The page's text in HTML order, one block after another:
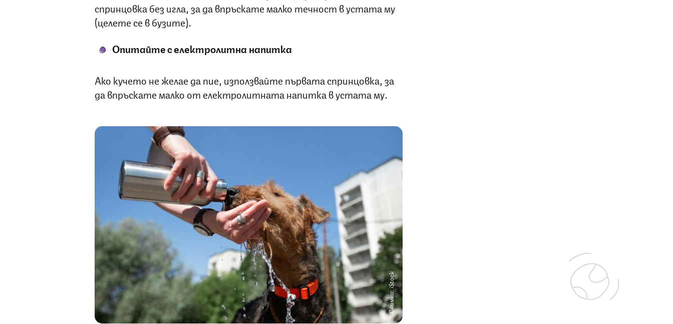
спринцовка без игла, за да впръскате малко течност в устата му
(целете се в бузите).
Опитайте с електролитна напитка
Ако кучето не желае да пие, използвайте първата спринцовка, за
да впръскате малко от електролитната напитка в устата му.
Снимка: iStock